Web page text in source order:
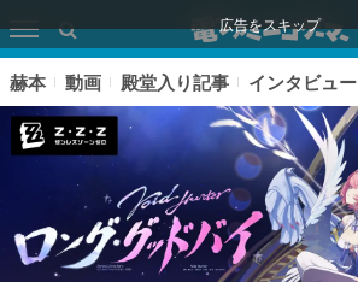
広告をスキップ
赫本 動画 殿堂入り記事 インタビュー